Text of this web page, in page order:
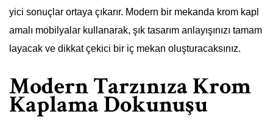
yici sonuçlar ortaya çıkarır. Modern bir mekanda krom kapl
amalı mobilyalar kullanarak, şık tasarım anlayışınızı tamam
layacak ve dikkat çekici bir iç mekan oluşturacaksınız.
Modern Tarzınıza Krom
Kaplama Dokunuşu